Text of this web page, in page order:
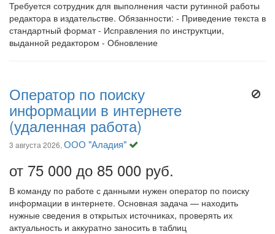
Требуется сотрудник для выполнения части рутинной работы
редактора в издательстве. Обязанности: - Приведение текста в
стандартный формат - Исправления по инструктции,
выданной редактором - Обновление
Оператор по поиску
информации в интернете
(удаленная работа)
3 августа 2026, ООО "Аладия"
от 75 000 до 85 000 руб.
В команду по работе с данными нужен оператор по поиску
информации в интернете. Основная задача — находить
нужные сведения в открытых источниках, проверять их
актуальность и аккуратно заносить в таблиц